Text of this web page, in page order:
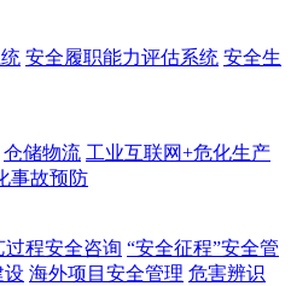
安全履职能力评估系统 安全生
仓储物流 工业互联网+危化生产
事故预防
过程安全咨询 “安全征程”安全管
设 海外项目安全管理 危害辨识